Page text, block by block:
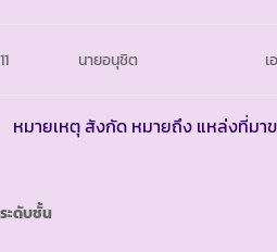
11 นายอนุชิต
หมายเหตุ สังกัด หมายถึง แหล่งที่มา
ระดับชั้น